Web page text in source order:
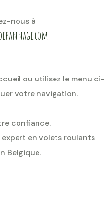
nous à
ou utilisez le menu ci-
votre navigation.
confiance.
en volets roulants
Belgique.